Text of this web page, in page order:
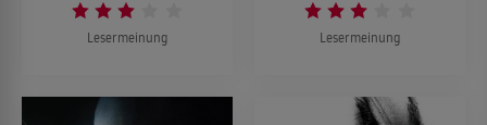
Lesermeinung Lesermeinung